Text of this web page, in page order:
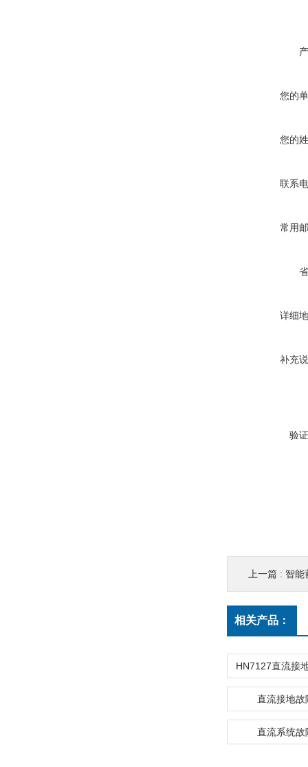
您的
您的
联系
常用
详细
补充
验
上一篇 : 智能
相关产品：
直流接地故
直流系统故